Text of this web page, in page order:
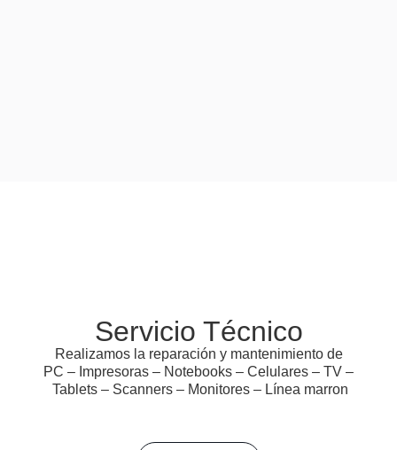
Servicio Técnico
Realizamos la reparación y mantenimiento de
PC – Impresoras – Notebooks – Celulares – TV –
Tablets – Scanners – Monitores – Línea marron